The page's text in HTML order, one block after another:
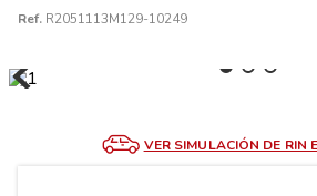
Ref. R2051113M129-10249
VER SIMULACIÓN DE RIN
7 245
9.195